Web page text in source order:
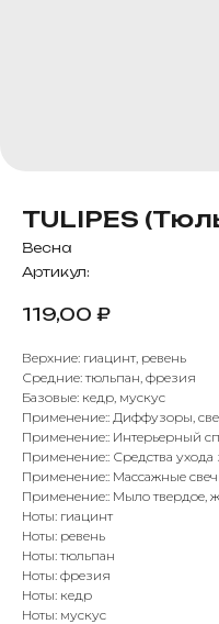
TULIPES
Весна
Артикул:
119,00 ₽
Верхние: гиацинт, ревень
Средние: тюльпан, фрезия
Базовые: кедр, мускус
Применение:: Диффузоры,
Применение:: Интерьерный
Применение:: Средства
Применение:: Массажные
Применение:: Мыло твердое,
Ноты: гиацинт
Ноты: ревень
Ноты: тюльпан
Ноты: фрезия
Ноты: кедр
Ноты: мускус